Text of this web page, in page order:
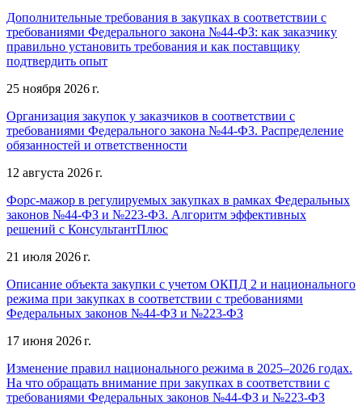
Дополнительные требования в закупках в соответствии с
требованиями Федерального закона №44-ФЗ: как заказчику
правильно установить требования и как поставщику
подтвердить опыт
25 ноября 2026 г.
Организация закупок у заказчиков в соответствии с
требованиями Федерального закона №44-ФЗ. Распределение
обязанностей и ответственности
12 августа 2026 г.
Форс-мажор в регулируемых закупках в рамках Федеральных
законов №44-ФЗ и №223-ФЗ. Алгоритм эффективных
решений с КонсультантПлюс
21 июля 2026 г.
Описание объекта закупки с учетом ОКПД 2 и национального
режима при закупках в соответствии с требованиями
Федеральных законов №44-ФЗ и №223-ФЗ
17 июня 2026 г.
Изменение правил национального режима в 2025–2026 годах.
На что обращать внимание при закупках в соответствии с
требованиями Федеральных законов №44-ФЗ и №223-ФЗ